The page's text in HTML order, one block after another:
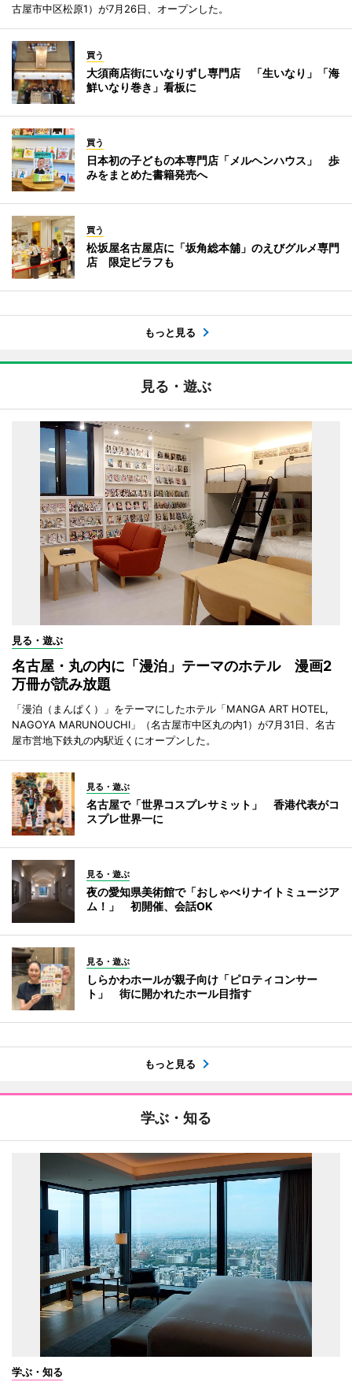
古屋市中区松原1）が7月26日、オープンした。
買う
大須商店街にいなりずし専門店 「生いなり」「海
鮮いなり巻き」看板に
買う
日本初の子どもの本専門店「メルヘンハウス」 歩
みをまとめた書籍発売へ
買う
松坂屋名古屋店に「坂角総本舖」のえびグルメ専門
店 限定ピラフも
もっと見る
見る・遊ぶ
見る・遊ぶ
名古屋・丸の内に「漫泊」テーマのホテル 漫画2
万冊が読み放題
「漫泊（まんぱく）」をテーマにしたホテル「MANGA ART HOTEL,
NAGOYA MARUNOUCHI」（名古屋市中区丸の内1）が7月31日、名古
屋市営地下鉄丸の内駅近くにオープンした。
見る・遊ぶ
名古屋で「世界コスプレサミット」 香港代表がコ
スプレ世界一に
見る・遊ぶ
夜の愛知県美術館で「おしゃべりナイトミュージア
ム！」 初開催、会話OK
見る・遊ぶ
しらかわホールが親子向け「ピロティコンサー
ト」 街に開かれたホール目指す
もっと見る
学ぶ・知る
学ぶ・知る